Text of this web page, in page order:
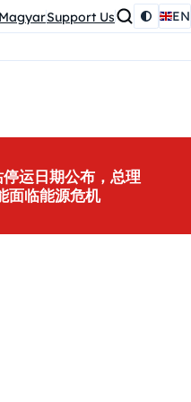
Support Us EN
运日期公布，总理
面临能源危机